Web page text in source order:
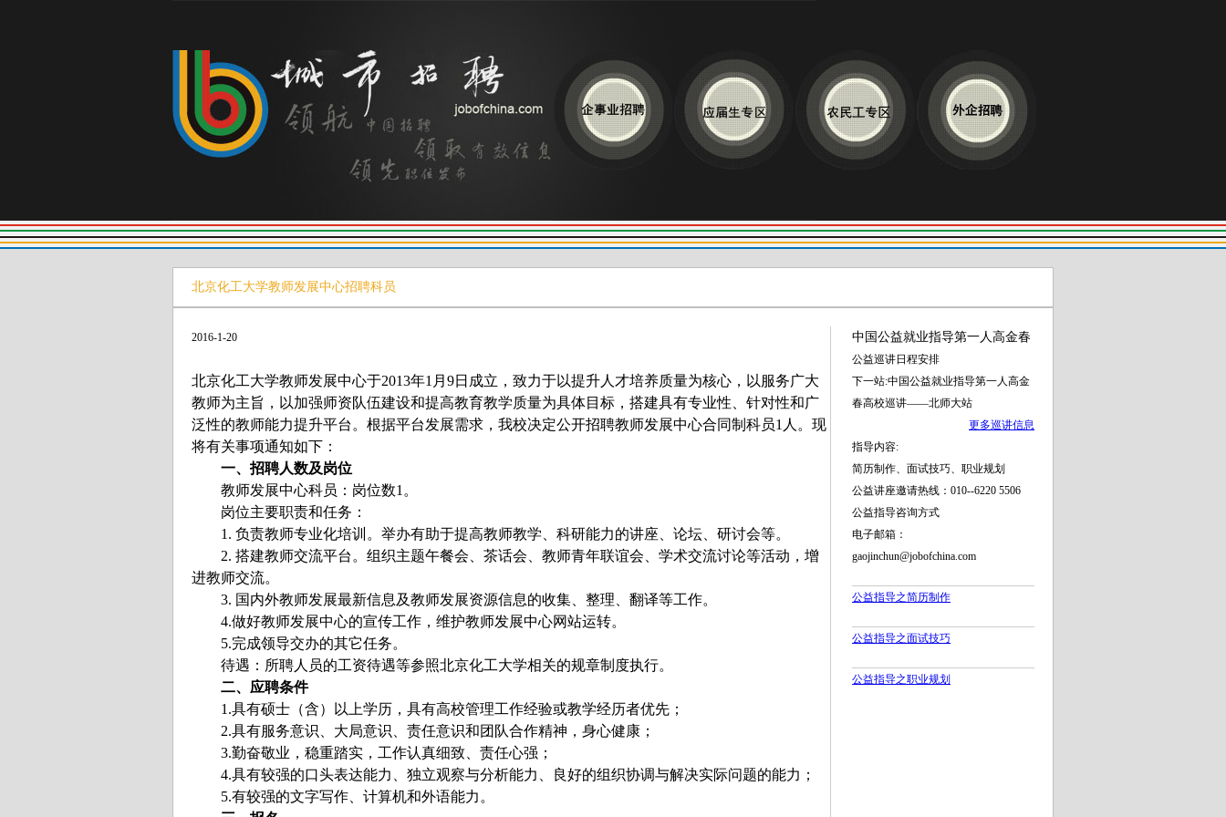
北京化工大学教师发展中心招聘科员
2016-1-20
北京化工大学教师发展中心于2013年1月9日成立，致力于以提升人才培养质量为核心，以服务广大
教师为主旨，以加强师资队伍建设和提高教育教学质量为具体目标，搭建具有专业性、针对性和广
泛性的教师能力提升平台。根据平台发展需求，我校决定公开招聘教师发展中心合同制科员1人。现
将有关事项通知如下：
一、招聘人数及岗位
教师发展中心科员：岗位数1。
岗位主要职责和任务：
1. 负责教师专业化培训。举办有助于提高教师教学、科研能力的讲座、论坛、研讨会等。
2. 搭建教师交流平台。组织主题午餐会、茶话会、教师青年联谊会、学术交流讨论等活动，增
进教师交流。
3. 国内外教师发展最新信息及教师发展资源信息的收集、整理、翻译等工作。
4.做好教师发展中心的宣传工作，维护教师发展中心网站运转。
5.完成领导交办的其它任务。
待遇：所聘人员的工资待遇等参照北京化工大学相关的规章制度执行。
二、应聘条件
1.具有硕士（含）以上学历，具有高校管理工作经验或教学经历者优先；
2.具有服务意识、大局意识、责任意识和团队合作精神，身心健康；
3.勤奋敬业，稳重踏实，工作认真细致、责任心强；
4.具有较强的口头表达能力、独立观察与分析能力、良好的组织协调与解决实际问题的能力；
5.有较强的文字写作、计算机和外语能力。
中国公益就业指导第一人高金春
公益巡讲日程安排
下一站:中国公益就业指导第一人高金
春高校巡讲——北师大站
更多巡讲信息
指导内容:
简历制作、面试技巧、职业规划
公益讲座邀请热线：010--6220 5506
公益指导咨询方式
电子邮箱：
gaojinchun@jobofchina.com
公益指导之简历制作
公益指导之面试技巧
公益指导之职业规划